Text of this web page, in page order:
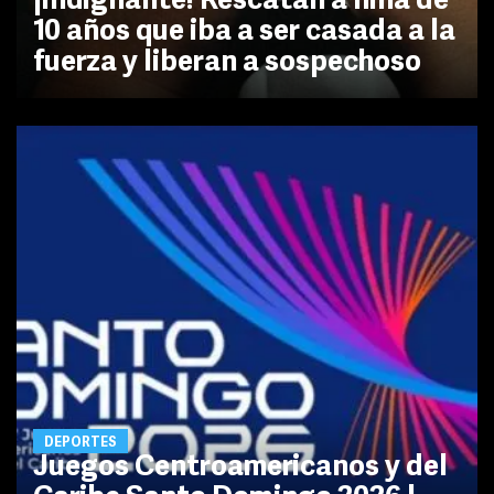
10 años que iba a ser casada a la
fuerza y liberan a sospechoso
DEPORTES
Juegos Centroamericanos y del